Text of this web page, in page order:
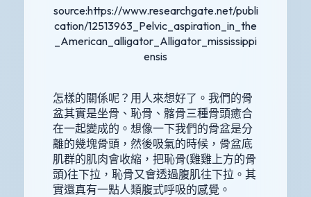
source:https://www.researchgate.net/publi
cation/12513963_Pelvic_aspiration_in_the
_American_alligator_Alligator_mississippi
ensis
怎樣的關係呢？用人來想好了。我們的骨
盆其實是坐骨、恥骨、髂骨三種骨頭癒合
在一起變成的。想像一下我們的骨盆是分
離的幾塊骨頭，然後吸氣的時候，骨盆底
肌群的肌肉會收縮，把恥骨(雞雞上方的骨
頭)往下拉，恥骨又會透過腹肌往下拉。其
實還真有一點人類腹式呼吸的感覺。